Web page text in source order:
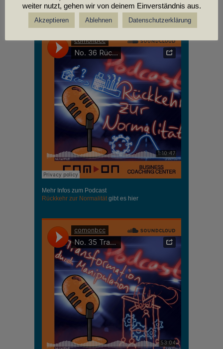
PODCASTS
Mehr Infos zum Podcast
Rückkehr zur Normalitätgibt es hier
weiter nutzt, gehen wir von deinem Einverständnis aus.
Akzeptieren Ablehnen Datenschutzerklärung